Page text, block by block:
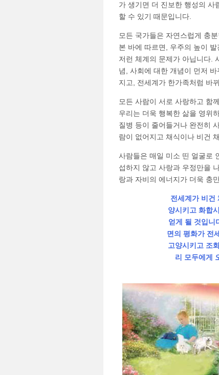
가 생기면 더 진보한 행성의 사
할 수 있기 때문입니다.
모든 국가들은 자연스럽게 충
본 바에 따르면, 우주의 높이
저런 체계의 문제가 아닙니다.
념, 사회에 대한 개념이 먼저
지고, 전세계가 한가족처럼 바
모든 사람이 서로 사랑하고 함
우리는 더욱 행복한 삶을 영위
질병 등이 줄어들거나 완전히
람이 없어지고 채식이나 비건
사람들은 매일 미소 띤 얼굴로
섭하지 않고 사랑과 우정만을
랑과 자비의 에너지가 더욱 충
전세계가 비건
양시키고 화합
얻게 될 것입니
면의 평화가 전
고양시키고 조
리 모두에게